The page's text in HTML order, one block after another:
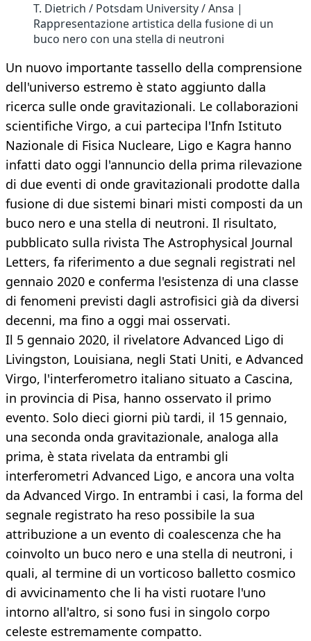
T. Dietrich / Potsdam University / Ansa |
Rappresentazione artistica della fusione di un
buco nero con una stella di neutroni
Un nuovo importante tassello della comprensione
dell'universo estremo è stato aggiunto dalla
ricerca sulle onde gravitazionali. Le collaborazioni
scientifiche Virgo, a cui partecipa l'Infn Istituto
Nazionale di Fisica Nucleare, Ligo e Kagra hanno
infatti dato oggi l'annuncio della prima rilevazione
di due eventi di onde gravitazionali prodotte dalla
fusione di due sistemi binari misti composti da un
buco nero e una stella di neutroni. Il risultato,
pubblicato sulla rivista The Astrophysical Journal
Letters, fa riferimento a due segnali registrati nel
gennaio 2020 e conferma l'esistenza di una classe
di fenomeni previsti dagli astrofisici già da diversi
decenni, ma fino a oggi mai osservati.
Il 5 gennaio 2020, il rivelatore Advanced Ligo di
Livingston, Louisiana, negli Stati Uniti, e Advanced
Virgo, l'interferometro italiano situato a Cascina,
in provincia di Pisa, hanno osservato il primo
evento. Solo dieci giorni più tardi, il 15 gennaio,
una seconda onda gravitazionale, analoga alla
prima, è stata rivelata da entrambi gli
interferometri Advanced Ligo, e ancora una volta
da Advanced Virgo. In entrambi i casi, la forma del
segnale registrato ha reso possibile la sua
attribuzione a un evento di coalescenza che ha
coinvolto un buco nero e una stella di neutroni, i
quali, al termine di un vorticoso balletto cosmico
di avvicinamento che li ha visti ruotare l'uno
intorno all'altro, si sono fusi in singolo corpo
celeste estremamente compatto.